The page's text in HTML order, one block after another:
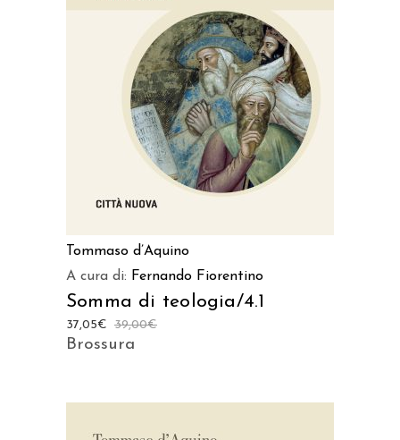
AGGIUNGI AL CARRELLO
Tommaso d’Aquino
A cura di: Fernando Fiorentino
Somma di teologia/4.1
39,00€
37,05€
Brossura